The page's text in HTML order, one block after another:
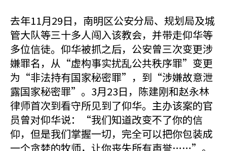
去年11月29日，南明区公安分局、规划局及城
管大队等三十多人闯入该教会，并带走仰华等
多位信徒。仰华被抓之后，公安曾三次变更涉
嫌罪名，从“虚构事实扰乱公共秩序罪”变更
为“非法持有国家秘密罪”，到“涉嫌故意泄
露国家秘密罪”。3月23日，陈建刚和赵永林
律师首次到看守所见到了仰华。主办该案的官
员曾对仰华说：“我们知道改变不了你的信
仰，但是我们掌握一切，完全可以把你包装成
一个贪婪的牧师，让你丧失所有声誉……”。